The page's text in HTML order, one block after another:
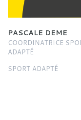
PASCALE DEME
COORDINATRICE
ADAPTÉ
SPORT ADAPTÉ